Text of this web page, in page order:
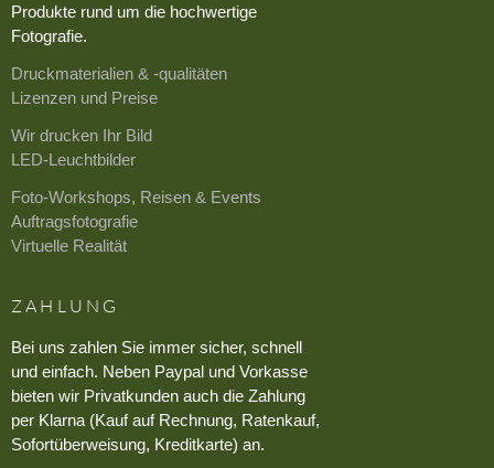
Produkte rund um die hochwertige
Fotografie.
Druckmaterialien & -qualitäten
Lizenzen und Preise
Wir drucken Ihr Bild
LED-Leuchtbilder
Foto-Workshops, Reisen & Events
Auftragsfotografie
Virtuelle Realität
ZAHLUNG
Bei uns zahlen Sie immer sicher, schnell
und einfach. Neben Paypal und Vorkasse
bieten wir Privatkunden auch die Zahlung
per Klarna (Kauf auf Rechnung, Ratenkauf,
Sofortüberweisung, Kreditkarte) an.